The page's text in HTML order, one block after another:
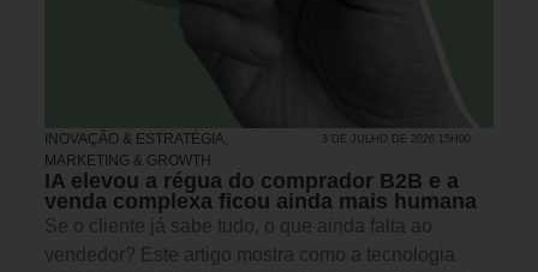
INOVAÇÃO & ESTRATÉGIA,
MARKETING & GROWTH
3 DE JULHO DE 2026 15H00
IA elevou a régua do comprador B2B e a
venda complexa ficou ainda mais humana
Se o cliente já sabe tudo, o que ainda falta ao
vendedor? Este artigo mostra como a tecnologia